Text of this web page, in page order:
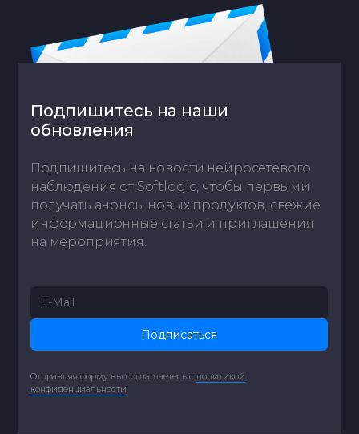
Подпишитесь на наши
обновления
Подпишитесь на новости нейросетевого
наблюдения от Softlogic, чтобы первыми
получать анонсы новых продуктов, свежие
информационные статьи и приглашения
на мероприятия.
Подписаться
Отправляя форму вы соглашаетесь с политикой
конфиденциальности